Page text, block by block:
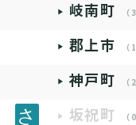
岐南町 （
郡上市 （
神戸町 （
坂祝町 （